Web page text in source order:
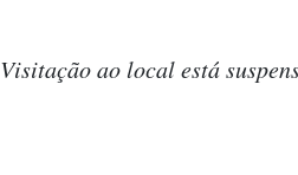
Visitação ao local está